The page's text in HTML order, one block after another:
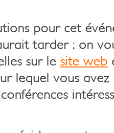
pour cet
tarder : on
sur le site web
lequel vous